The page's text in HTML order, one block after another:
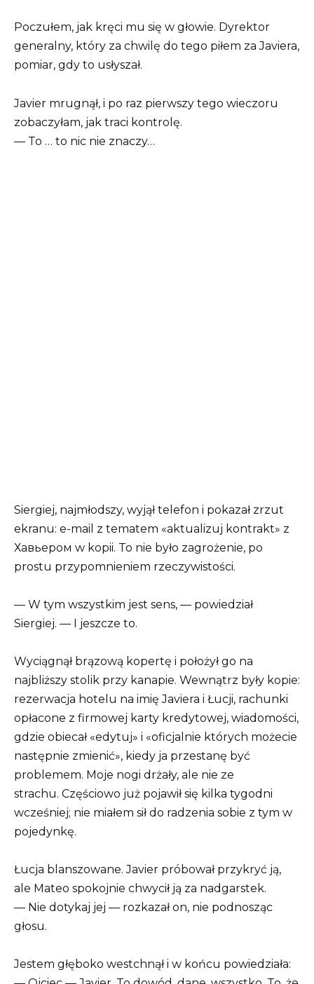
Poczułem, jak kręci mu się w głowie. Dyrektor
generalny, który za chwilę do tego piłem za Javiera,
pomiar, gdy to usłyszał.
Javier mrugnął, i po raz pierwszy tego wieczoru
zobaczyłam, jak traci kontrolę.
— To … to nic nie znaczy…
Siergiej, najmłodszy, wyjął telefon i pokazał zrzut
ekranu: e-mail z tematem «aktualizuj kontrakt» z
Хавьером w kopii. To nie było zagrożenie, po
prostu przypomnieniem rzeczywistości.
— W tym wszystkim jest sens, — powiedział
Siergiej. — I jeszcze to.
Wyciągnął brązową kopertę i położył go na
najbliższy stolik przy kanapie. Wewnątrz były kopie:
rezerwacja hotelu na imię Javiera i Łucji, rachunki
opłacone z firmowej karty kredytowej, wiadomości,
gdzie obiecał «edytuj» i «oficjalnie których możecie
następnie zmienić», kiedy ja przestanę być
problemem. Moje nogi drżały, ale nie ze
strachu. Częściowo już pojawił się kilka tygodni
wcześniej; nie miałem sił do radzenia sobie z tym w
pojedynkę.
Łucja blanszowane. Javier próbował przykryć ją,
ale Mateo spokojnie chwycił ją za nadgarstek.
— Nie dotykaj jej — rozkazał on, nie podnosząc
głosu.
Jestem głęboko westchnął i w końcu powiedziała: